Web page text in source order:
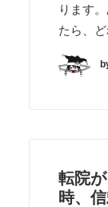
ります
たら、
転院
時、